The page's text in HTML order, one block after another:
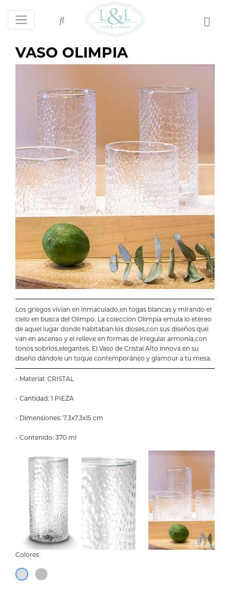
VASO OLIMPIA
Los griegos vivían en inmaculado,en togas blancas y mirando el
cielo en busca del Olimpo. La colección Olimpia emula lo etéreo
de aquel lugar donde habitaban los dioses,con sus diseños que
van en ascenso y el relieve en formas de irregular armonía,con
tonos sobrios,elegantes. El Vaso de Cristal Alto innova en su
diseño dándole un toque contemporáneo y glamour a tu mesa.
- Material: CRISTAL
- Cantidad: 1 PIEZA
- Dimensiones: 7.3x7.3x15 cm
- Contenido: 370 ml
Colores